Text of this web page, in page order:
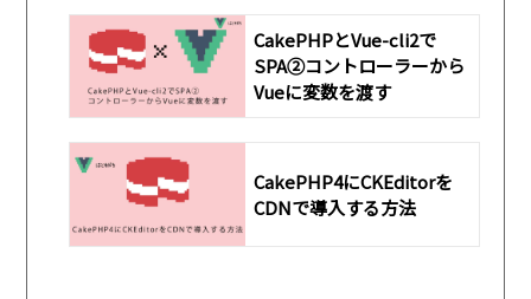
CakePHPとVue-cli2で
SPA②コントローラーから
Vueに変数を渡す
CakePHP4にCKEditorを
CDNで導入する方法